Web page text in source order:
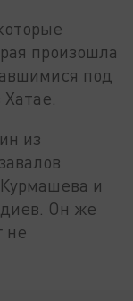
произошла
под
из
завалов
и
Он же
не